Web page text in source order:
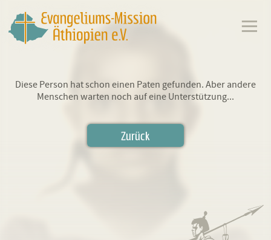
Diese Person hat schon einen Paten gefunden. Aber andere
Menschen warten noch auf eine Unterstützung...
Zurück